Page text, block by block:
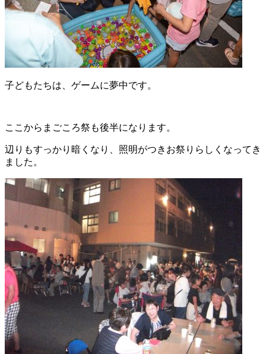
子どもたちは、ゲームに夢中です。
ここからまごころ祭も後半になります。
辺りもすっかり暗くなり、照明がつきお祭りらしくなってき
ました。